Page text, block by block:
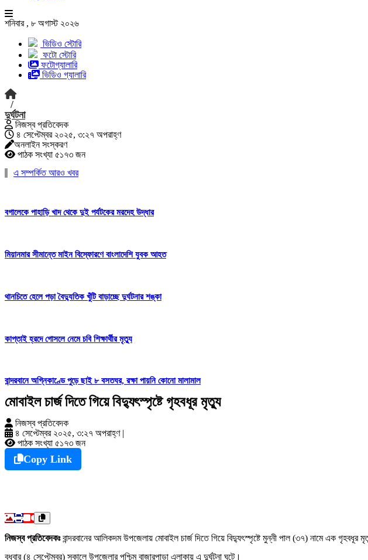
শনিবার , ৮ অগাস্ট ২০২৬
ভিডিও স্টোরি
ফটো স্টোরি
ফটোগ্যালারি
ভিডিও গ্যালারি
/
দুর্ঘটনা
নিজস্ব প্রতিবেদক
৪ সেপ্টেম্বর ২০২৫, ৩:২৭ অপরাহ্ণ
অনলাইন সংস্করণ
পাঠক সংখ্যা ৫১৭৩ জন
এ সম্পর্কিত আরও খবর
বগালেকে পাহাড়ি খাদ থেকে দুই পর্যটকের মরদেহ উদ্ধার
মিয়ানমার সীমান্তে মাইন বিস্ফোরণে বাংলাদেশি যুবক আহত
থানচিতে হেলে পড়া বৈদ্যুতিক খুঁটি বাড়াচ্ছে দুর্ঘটনার শঙ্কা
কাপ্তাই হ্রদে গোসলে নেমে চবি শিক্ষার্থীর মৃত্যু
বান্দরবানে অগ্নিকাণ্ডে পুড়ে ছাই ৮ বসতঘর, রক্ষা পায়নি কোনো মালামাল
মোবাইল চার্জ দিতে গিয়ে বিদ্যুৎস্পৃষ্টে গৃহবধূর মৃত্যু
নিজস্ব প্রতিবেদক
৪ সেপ্টেম্বর ২০২৫, ৩:২৭ অপরাহ্ণ |
পাঠক সংখ্যা ৫১৭৩ জন
Copy Link
নিজস্ব প্রতিবেদকঃবান্দরবানের আলিকদম উপজেলায় মোবাইল চার্জ দিতে গিয়ে বিদ্যুৎস্পৃষ্টে মুন্নী পাল (৩৭) নামে এক গৃহবধূর
বুধবার (৪ সেপ্টেম্বর) সকালে উপজেলার পশ্চিম বাজারপাড়া এলাকায় এ দুর্ঘটনা ঘটে।